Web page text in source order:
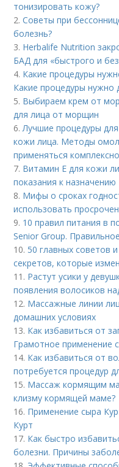
тонизировать кожу?
2.Советы при
болезнь?
3. Herbalife Nutrition
БАД для «быстрого и
4. Какие процедуры
Какие процедуры нужно
5. Выбираем крем от
для лица от морщин
6.Лучшие процедуры
кожи лица. Методы
применяться комплексно
7. Витамин E для кожи
показания к назначению
8. Мифы о сроках
использовать
9. 10 правил питания в
Senior Group.
10. 50 главных советов
секретов, которые
11. Растут усики у
появления волосиков
12. Массажные линии
домашних условиях
13. Как избавиться от
Грамотное применение
14. Как избавиться от
потребуется процедур
15. Массаж кормящим
клизму кормящей маме?
16. Применение сыра
Курт
17. Как быстро
болезни. Причины